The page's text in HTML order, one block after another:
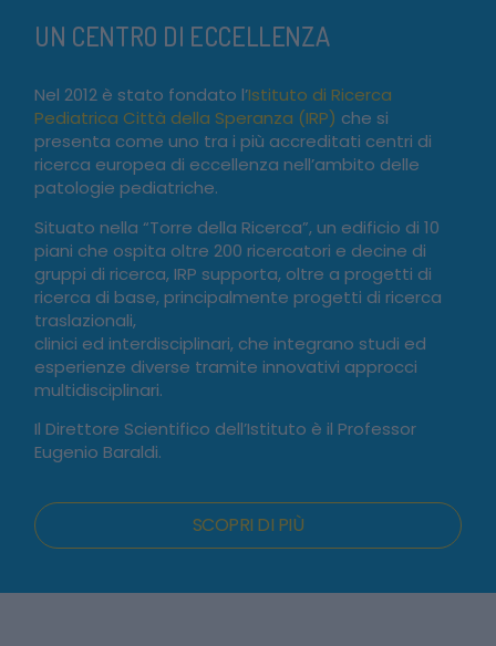
UN CENTRO DI ECCELLENZA
Nel 2012 è stato fondato l’Istituto di Ricerca
Pediatrica Città della Speranza (IRP) che si
presenta come uno tra i più accreditati centri di
ricerca europea di eccellenza nell’ambito delle
patologie pediatriche.
Situato nella “Torre della Ricerca”, un edificio di 10
piani che ospita oltre 200 ricercatori e decine di
gruppi di ricerca, IRP supporta, oltre a progetti di
ricerca di base, principalmente progetti di ricerca
traslazionali,
clinici ed interdisciplinari, che integrano studi ed
esperienze diverse tramite innovativi approcci
multidisciplinari.
Il Direttore Scientifico dell’Istituto è il Professor
Eugenio Baraldi.
SCOPRI DI PIÙ